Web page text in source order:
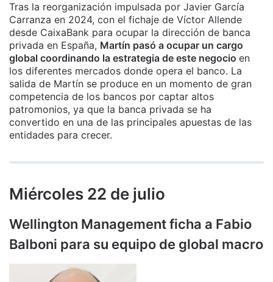
Tras la reorganización impulsada por Javier García
Carranza en 2024, con el fichaje de Víctor Allende
desde CaixaBank para ocupar la dirección de banca
privada en España, Martín pasó a ocupar un cargo
global coordinando la estrategia de este negocio en
los diferentes mercados donde opera el banco. La
salida de Martín se produce en un momento de gran
competencia de los bancos por captar altos
patromonios, ya que la banca privada se ha
convertido en una de las principales apuestas de las
entidades para crecer.
Miércoles 22 de julio
Wellington Management ficha a Fabio
Balboni para su equipo de global macro